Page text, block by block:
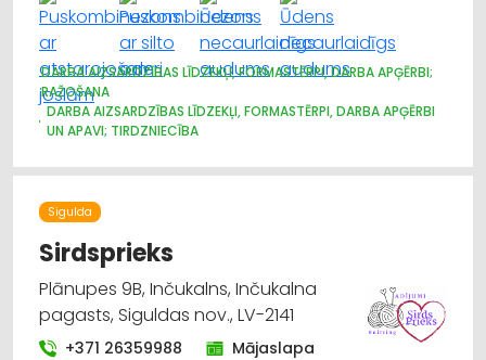
DARBA AIZSARDZĪBAS LĪDZEKĻI, FORMASTĒRPI, DARBA APĢĒRBI;
RAŽOŠANA
DARBA AIZSARDZĪBAS LĪDZEKĻI, FORMASTĒRPI, DARBA APĢĒRBI
UN APAVI; TIRDZNIECĪBA
VAIRUMTIRDZNIECĪBA
Sigulda
Sirdsprieks
Plānupes 9B, Inčukalns, Inčukalna
pagasts, Siguldas nov., LV-2141
+371 26359988 Mājaslapa